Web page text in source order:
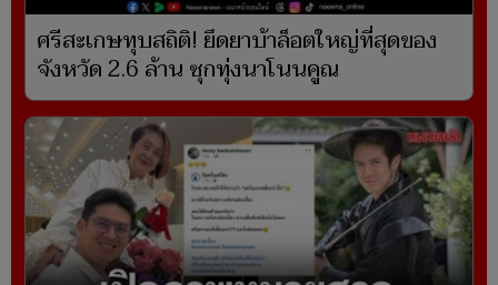
ศรีสะเกษทุบสถิติ! ยึดยาบ้าล็อตใหญ่ที่สุดของ
จังหวัด 2.6 ล้าน ซุกทุ่งนาโนนคูณ